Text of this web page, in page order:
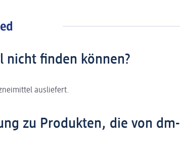
nicht finden können?
ausliefert.
zu Produkten, die von dm-